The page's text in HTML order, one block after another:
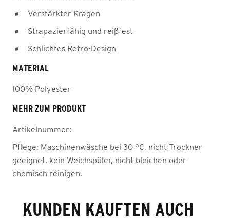
Verstärkter Kragen
Strapazierfähig und reißfest
Schlichtes Retro-Design
MATERIAL
100% Polyester
MEHR ZUM PRODUKT
Artikelnummer:
Pflege: Maschinenwäsche bei 30 °C, nicht Trockner
geeignet, kein Weichspüler, nicht bleichen oder
chemisch reinigen.
KUNDEN KAUFTEN AUCH